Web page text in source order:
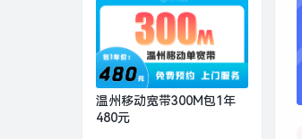
温州移动宽带300M包1年
480元